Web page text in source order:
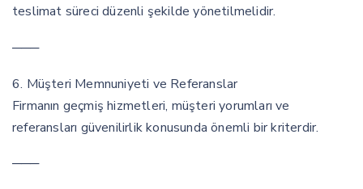
teslimat süreci düzenli şekilde yönetilmelidir.
───
6. Müşteri Memnuniyeti ve Referanslar
Firmanın geçmiş hizmetleri, müşteri yorumları ve
referansları güvenilirlik konusunda önemli bir kriterdir.
───